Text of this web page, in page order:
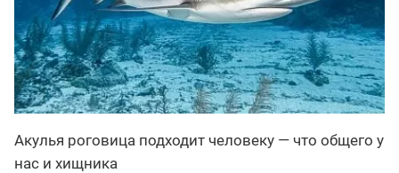
Акулья роговица подходит человеку — что общего у
нас и хищника